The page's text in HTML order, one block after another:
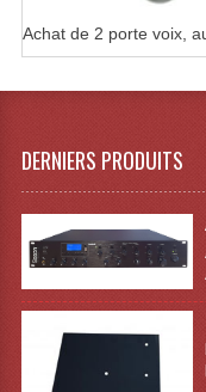
Achat de 2 porte voix,
DERNIERS PRODUITS